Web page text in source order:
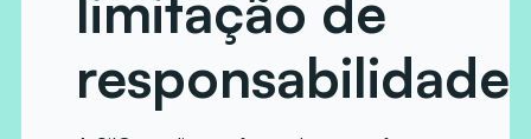
responsabilidade